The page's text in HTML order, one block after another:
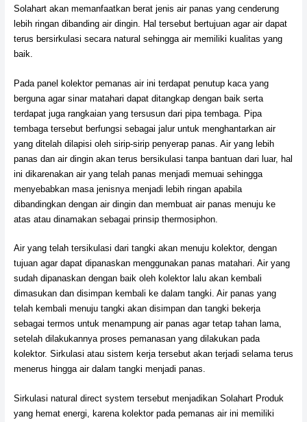
Solahart akan memanfaatkan berat jenis air panas yang cenderung
lebih ringan dibanding air dingin. Hal tersebut bertujuan agar air dapat
terus bersirkulasi secara natural sehingga air memiliki kualitas yang
baik.
Pada panel kolektor pemanas air ini terdapat penutup kaca yang
berguna agar sinar matahari dapat ditangkap dengan baik serta
terdapat juga rangkaian yang tersusun dari pipa tembaga. Pipa
tembaga tersebut berfungsi sebagai jalur untuk menghantarkan air
yang ditelah dilapisi oleh sirip-sirip penyerap panas. Air yang lebih
panas dan air dingin akan terus bersikulasi tanpa bantuan dari luar, hal
ini dikarenakan air yang telah panas menjadi memuai sehingga
menyebabkan masa jenisnya menjadi lebih ringan apabila
dibandingkan dengan air dingin dan membuat air panas menuju ke
atas atau dinamakan sebagai prinsip thermosiphon.
Air yang telah tersikulasi dari tangki akan menuju kolektor, dengan
tujuan agar dapat dipanaskan menggunakan panas matahari. Air yang
sudah dipanaskan dengan baik oleh kolektor lalu akan kembali
dimasukan dan disimpan kembali ke dalam tangki. Air panas yang
telah kembali menuju tangki akan disimpan dan tangki bekerja
sebagai termos untuk menampung air panas agar tetap tahan lama,
setelah dilakukannya proses pemanasan yang dilakukan pada
kolektor. Sirkulasi atau sistem kerja tersebut akan terjadi selama terus
menerus hingga air dalam tangki menjadi panas.
Sirkulasi natural direct system tersebut menjadikan Solahart Produk
yang hemat energi, karena kolektor pada pemanas air ini memiliki